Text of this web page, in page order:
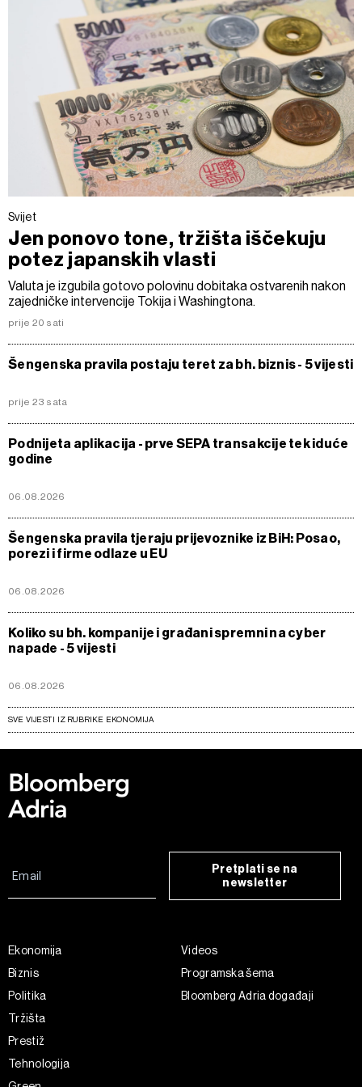
Svijet
Jen ponovo tone, tržišta iščekuju
potez japanskih vlasti
Valuta je izgubila gotovo polovinu dobitaka ostvarenih nakon
zajedničke intervencije Tokija i Washingtona.
prije 20 sati
Šengenska pravila postaju teret za bh. biznis - 5 vijesti
prije 23 sata
Podnijeta aplikacija - prve SEPA transakcije tek iduće
godine
06.08.2026
Šengenska pravila tjeraju prijevoznike iz BiH: Posao,
porezi i firme odlaze u EU
06.08.2026
Koliko su bh. kompanije i građani spremni na cyber
napade - 5 vijesti
06.08.2026
SVE VIJESTI IZ RUBRIKE EKONOMIJA
Pretplati se na
newsletter
Ekonomija
Biznis
Politika
Tržišta
Prestiž
Tehnologija
Videos
Programska šema
Bloomberg Adria događaji